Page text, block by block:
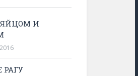
ЯЙЦОМ И
РАГУ